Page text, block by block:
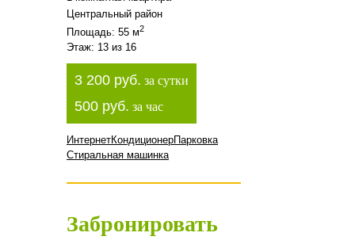
Центральный район
Площадь: 55 м2
Этаж: 13 из 16
3 200 руб. за сутки
500 руб. за час
ИнтернетКондиционерПарковка
Стиральная машинка
Забронировать